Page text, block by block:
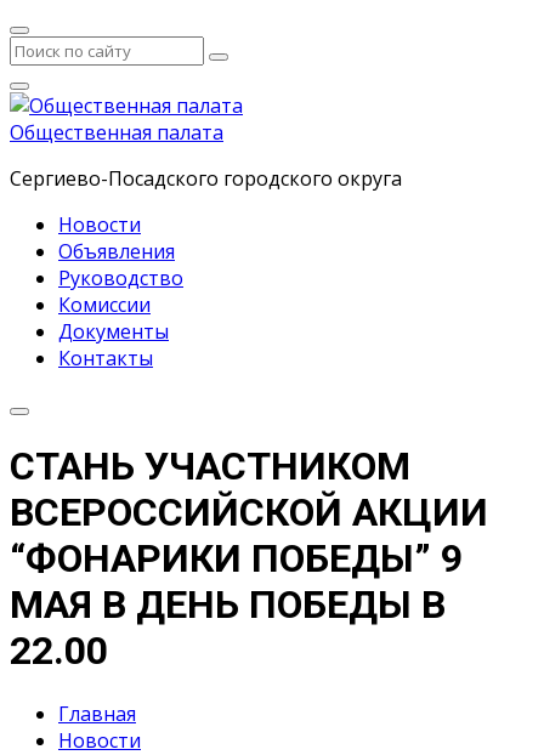
Общественная палата
Сергиево-Посадского городского округа
Новости
Объявления
Руководство
Комиссии
Документы
Контакты
СТАНЬ УЧАСТНИКОМ
ВСЕРОССИЙСКОЙ АКЦИИ
“ФОНАРИКИ ПОБЕДЫ” 9
МАЯ В ДЕНЬ ПОБЕДЫ В
22.00
Главная
Новости